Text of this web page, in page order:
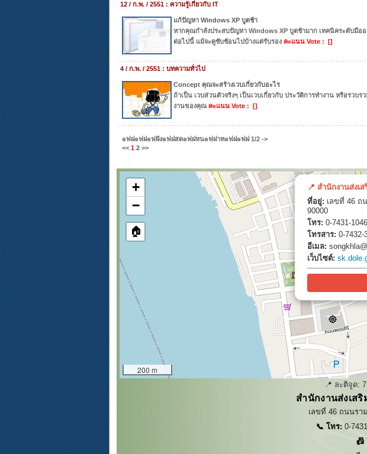
12 / ก.พ. / 2551 : ความรู้เกี่ยวกับ IT
แก้ปัญหา Windows XP บูตช้า
หากคุณกำลังประสบปัญหา Windows XP บูตช้ามาก เทคนิคระดับมือ
ต่อไปนี้ แม้จะดูซับซ้อนไปบ้างแต่รับรอง คะแนน Vote : []
4 / ก.พ. / 2551 : บทความทั่วไป
Concept คุณจะสร้างเวบเกี่ยวกับอะไร
ถ้าเป็น เวบส่วนตัวจริงๆ เป็นเวบเกี่ยวกับ ประวัติการทำงาน หรือรวบร
งานของคุณ คะแนน Vote : []
๏ฟฝ๏ฟฝ๏ฟฝัง๏ฟฝสด๏ฟฝหน๏ฟฝาท๏ฟฝ๏ฟฝ 1/2 ->
<< 1 2 >>
📍 สำนักงานส่งเ
ที่อยู่: เลขที่ 46 ถ
90000
โทร: 0-7431-
โทรสาร: 0-7432-
อีเมล:
เว็บไซต์:
+
−
🏠
200 m
📍 ละติจูด:
สำนักงานส่งเส
เลขที่ 46 ถนนรา
📞 โทร:0-
📠